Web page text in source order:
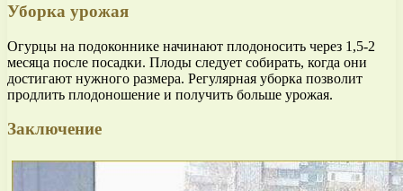
Уборка урожая
Огурцы на подоконнике начинают плодоносить через 1,5-2
месяца после посадки. Плоды следует собирать, когда они
достигают нужного размера. Регулярная уборка позволит
продлить плодоношение и получить больше урожая.
Заключение